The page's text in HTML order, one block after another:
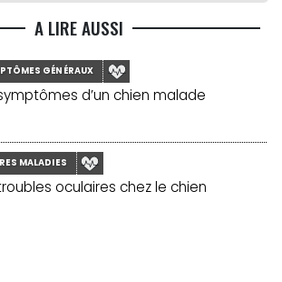
A LIRE AUSSI
GÉNÉRAUX
d’un chien malade
MALADIES
oculaires chez le chien